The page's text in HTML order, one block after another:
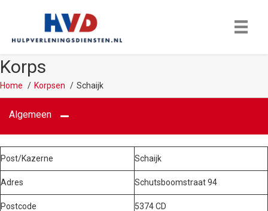
Korps
Home Korpsen Schaijk
Algemeen
Post/Kazerne Schaijk
Adres Schutsboomstraat 94
Postcode 5374 CD